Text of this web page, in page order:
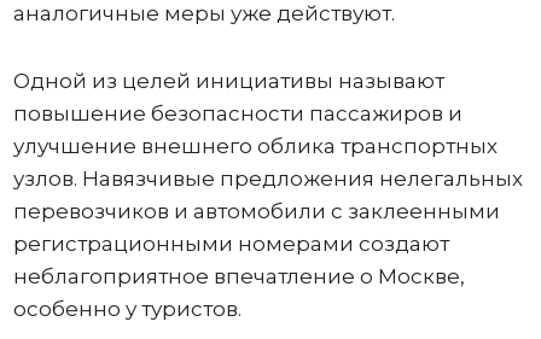
аналогичные меры уже действуют.
Одной из целей инициативы называют
повышение безопасности пассажиров и
улучшение внешнего облика транспортных
узлов. Навязчивые предложения нелегальных
перевозчиков и автомобили с заклеенными
регистрационными номерами создают
неблагоприятное впечатление о Москве,
особенно у туристов.